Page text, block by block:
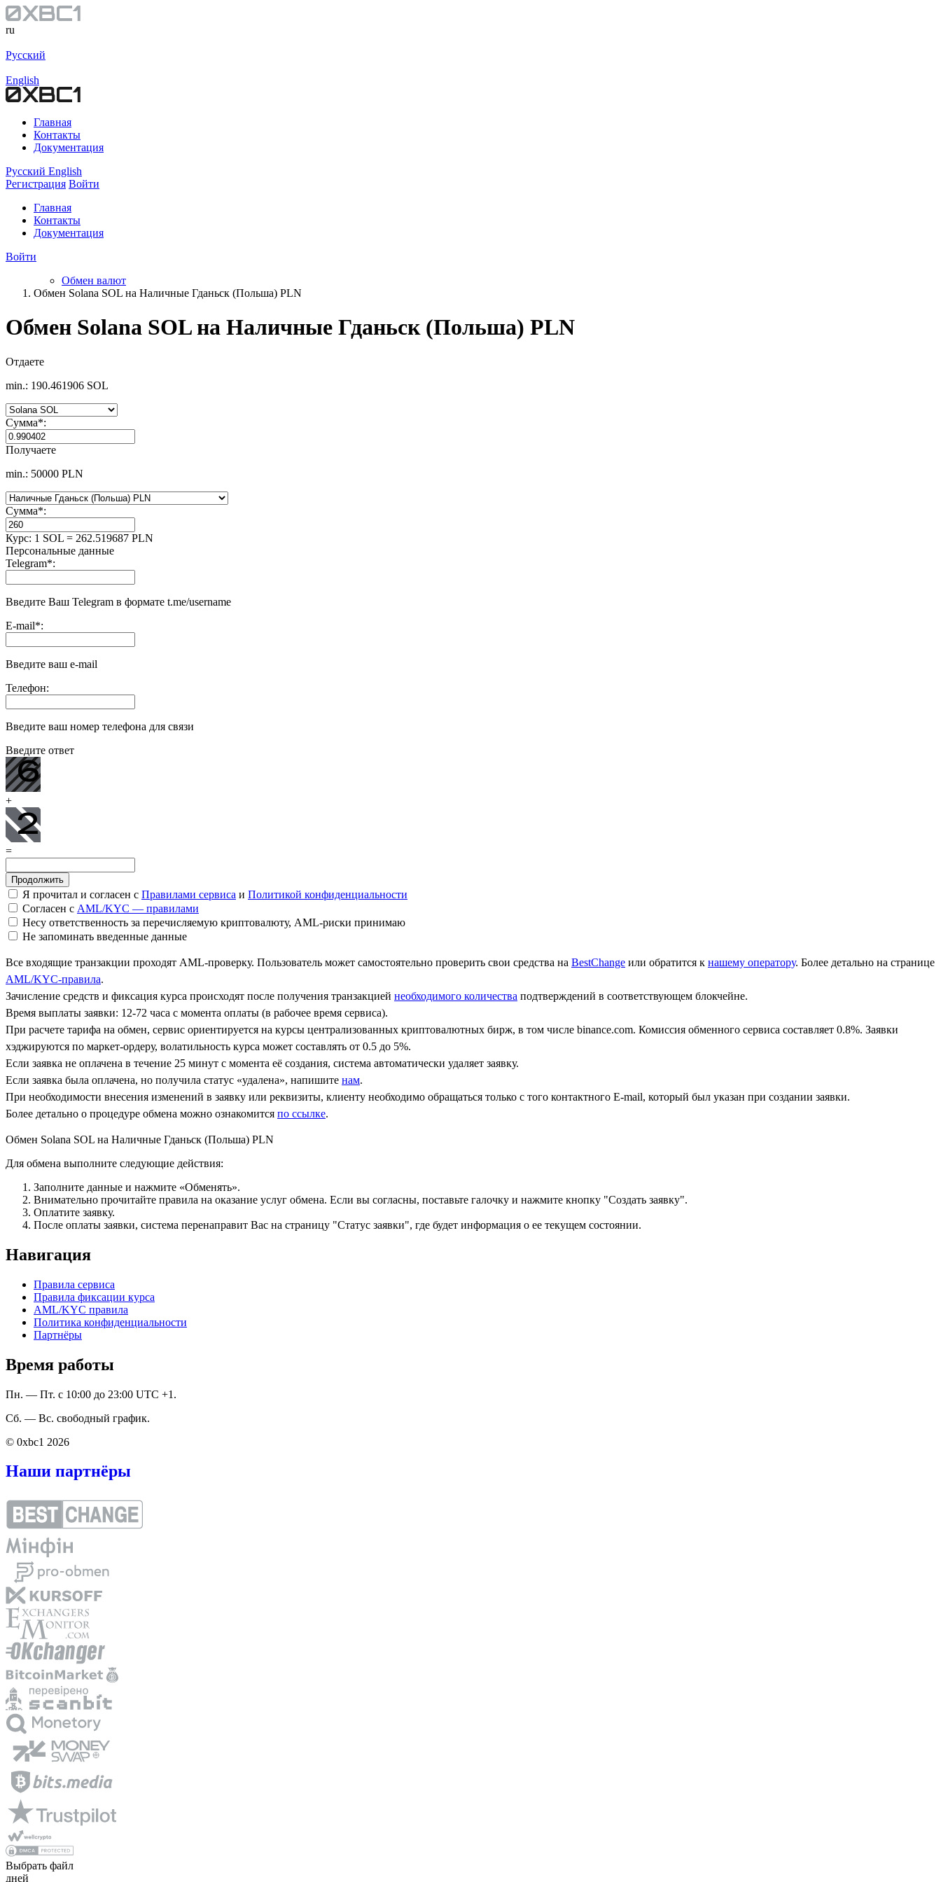
ru
Русский
English
Главная
Контакты
Документация
Русский English
Регистрация Войти
Главная
Контакты
Документация
Войти
Обмен валют
Обмен Solana SOL на Наличные Гданьск (Польша) PLN
Обмен Solana SOL на Наличные Гданьск (Польша) PLN
Отдаете
min.: 190.461906 SOL
Сумма*:
Получаете
min.: 50000 PLN
Сумма*:
Курс: 1 SOL = 262.519687 PLN
Персональные данные
Telegram*:
Введите Ваш Telegram в формате t.me/username
E-mail*:
Введите ваш e-mail
Телефон:
Введите ваш номер телефона для связи
Введите ответ
+
=
Я прочитал и согласен с Правилами сервиса и Политикой конфиденциальности
Согласен с AML/KYC — правилами
Несу ответственность за перечисляемую криптовалюту, AML-риски принимаю
Не запоминать введенные данные
Все входящие транзакции проходят AML-проверку. Пользователь может самостоятельно проверить свои средства на BestChange или обратится к нашему оператору. Более детально на странице
AML/KYC-правила.
Зачисление средств и фиксация курса происходят после получения транзакцией необходимого количества подтверждений в соответствующем блокчейне.
Время выплаты заявки: 12-72 часа с момента оплаты (в рабочее время сервиса).
При расчете тарифа на обмен, сервис ориентируется на курсы централизованных криптовалютных бирж, в том числе binance.com. Комиссия обменного сервиса составляет 0.8%. Заявки
хэджируются по маркет-ордеру, волатильность курса может составлять от 0.5 до 5%.
Если заявка не оплачена в течение 25 минут с момента её создания, система автоматически удаляет заявку.
Если заявка была оплачена, но получила статус «удалена», напишите нам.
При необходимости внесения изменений в заявку или реквизиты, клиенту необходимо обращаться только с того контактного Е-mail, который был указан при создании заявки.
Более детально о процедуре обмена можно ознакомится по ссылке.
Обмен Solana SOL на Наличные Гданьск (Польша) PLN
Для обмена выполните следующие действия:
Заполните данные и нажмите «Обменять».
Внимательно прочитайте правила на оказание услуг обмена. Если вы согласны, поставьте галочку и нажмите кнопку "Создать заявку".
Оплатите заявку.
После оплаты заявки, система перенаправит Вас на страницу "Статус заявки", где будет информация о ее текущем состоянии.
Навигация
Правила сервиса
Правила фиксации курса
AML/KYC правила
Политика конфиденциальности
Партнёры
Время работы
Пн. — Пт. с 10:00 до 23:00 UTC +1.
Сб. — Вс. свободный график.
© 0xbc1 2026
Наши партнёры
Выбрать файл
дней